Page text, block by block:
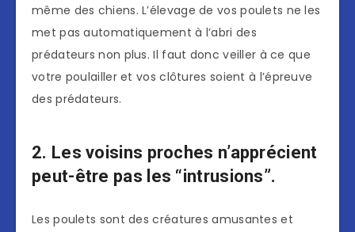
même des chiens. L’élevage de vos poulets ne les
met pas automatiquement à l’abri des
prédateurs non plus. Il faut donc veiller à ce que
votre poulailler et vos clôtures soient à l’épreuve
des prédateurs.
2. Les voisins proches n’apprécient
peut-être pas les “intrusions”.
Les poulets sont des créatures amusantes et